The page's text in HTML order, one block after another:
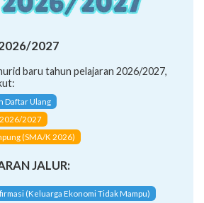
2027
baru tahun pelajaran 2026/2027,
Daftar Ulang
2026/2027
(SMA/K 2026)
JALUR:
(Keluarga Ekonomi Tidak Mampu)